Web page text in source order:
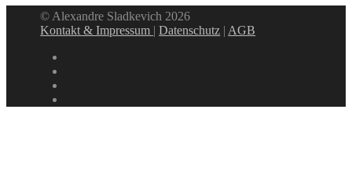
© Alexandre Sladkevich 2026
Kontakt & Impressum |Datenschutz | AGB